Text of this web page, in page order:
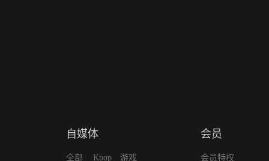
自媒体
全部
Kpop
游戏
会员
会员特权